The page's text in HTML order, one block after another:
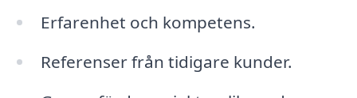
Erfarenhet och kompetens.
Referenser från tidigare kunder.